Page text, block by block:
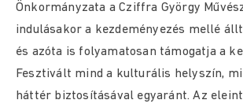
Önkormányzata a Cziffra György
indulásakor a kezdeményezés mellé
és azóta is folyamatosan támogatja a
Fesztivált mind a kulturális helyszín,
háttér biztosításával egyaránt. Az